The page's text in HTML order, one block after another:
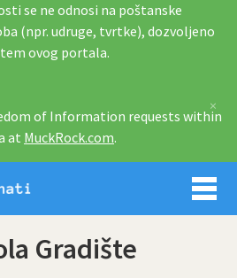
se ne odnosi na poštanske
(npr. udruge, tvrtke), dozvoljeno
ovog portala.
of Information requests within
at MuckRock.com.
×
Imamo
Gradište